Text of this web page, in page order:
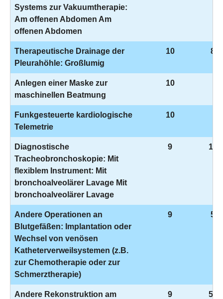
Systems zur Vakuumtherapie:
Am offenen Abdomen Am
offenen Abdomen
Therapeutische Drainage der
Pleurahöhle: Großlumig
10 8-
Anlegen einer Maske zur
maschinellen Beatmung
10
Funkgesteuerte kardiologische
Telemetrie
10
Diagnostische
Tracheobronchoskopie: Mit
flexiblem Instrument: Mit
bronchoalveolärer Lavage Mit
bronchoalveolärer Lavage
9 1-
Andere Operationen an
Blutgefäßen: Implantation oder
Wechsel von venösen
Katheterverweilsystemen (z.B.
zur Chemotherapie oder zur
Schmerztherapie)
9 5-
Andere Rekonstruktion am
9 5-